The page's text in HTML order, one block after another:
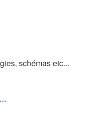
schémas etc...